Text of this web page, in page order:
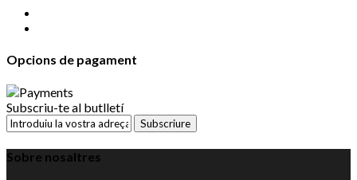
Opcions de pagament
Subscriu-te al butlletí
Subscriure
Sobre nosaltres